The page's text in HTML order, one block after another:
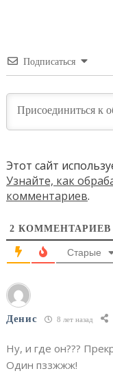
Подписаться
Этот сайт
Узнайте, как
комментариев.
2 КОММЕНТАРИЕВ
Старые
Денис 8 лет назад
Ну, и где он???
Один пззжжж!